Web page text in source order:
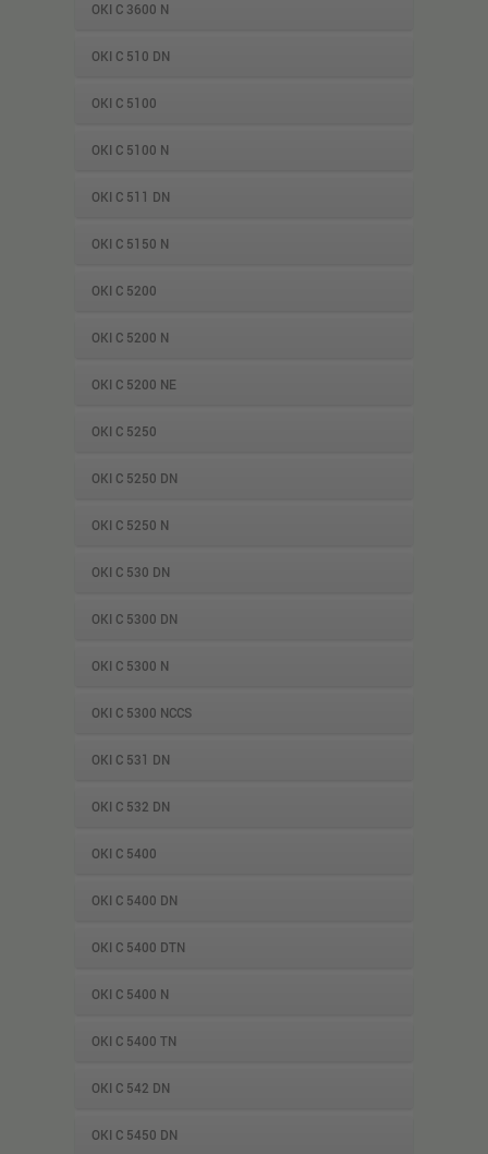
OKI C 3600 N
OKI C 510 DN
OKI C 5100
OKI C 5100 N
OKI C 511 DN
OKI C 5150 N
OKI C 5200
OKI C 5200 N
OKI C 5200 NE
OKI C 5250
OKI C 5250 DN
OKI C 5250 N
OKI C 530 DN
OKI C 5300 DN
OKI C 5300 N
OKI C 5300 NCCS
OKI C 531 DN
OKI C 532 DN
OKI C 5400
OKI C 5400 DN
OKI C 5400 DTN
OKI C 5400 N
OKI C 5400 TN
OKI C 542 DN
OKI C 5450 DN